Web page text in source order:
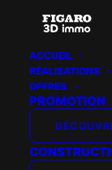
ACCUEIL
RÉALISATIONS
OFFRES
PROMOTION